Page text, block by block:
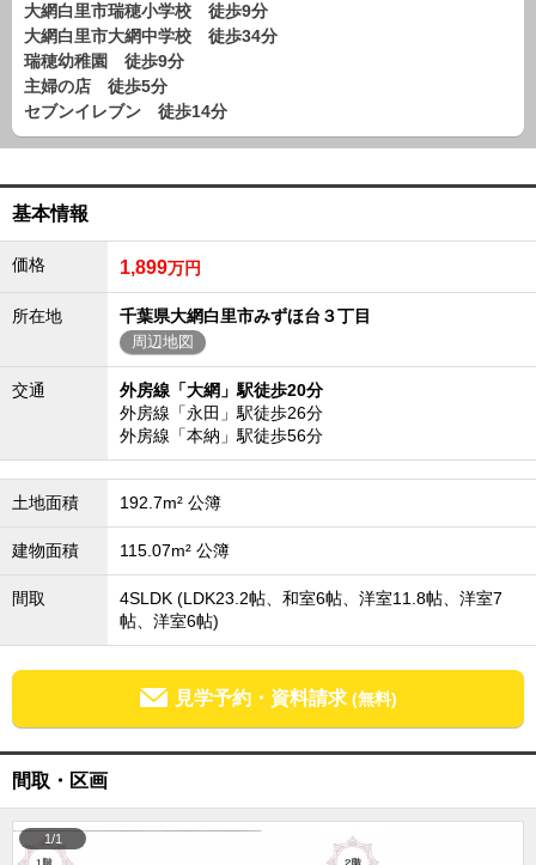
大網白里市瑞穂小学校 徒歩9分
大網白里市大網中学校 徒歩34分
瑞穂幼稚園 徒歩9分
主婦の店 徒歩5分
セブンイレブン 徒歩14分
基本情報
価格 1,899万円
所在地 千葉県大網白里市みずほ台３丁目
周辺地図
交通
外房線「大網」駅徒歩20分
外房線「永田」駅徒歩26分
外房線「本納」駅徒歩56分
土地面積 192.7m² 公簿
建物面積 115.07m² 公簿
間取
4SLDK (LDK23.2帖、和室6帖、洋室11.8帖、洋室7
帖、洋室6帖)
見学予約・資料請求 (無料)
間取・区画
1/1
エリアから探す
路線から探す
中古一戸建
エリアから探す
エリアから探す
路線から探す
土 地
エリアから探す
路線から探す
エリアから物件検索
松戸･柏方面エリア
松戸･柏方面エリアの新築一戸建
松戸･柏方面エリアの中古一戸建
松戸･柏方面エリアの土地
成田･銚子方面エリア
成田･銚子方面エリアの新築一戸建
成田･銚子方面エリアの中古一戸建
成田･銚子方面エリアの土地
四街道･佐倉･八千代方面エリア
四街道･佐倉･八千代方面エリアの中古一戸建
四街道･佐倉･八千代方面エリアのマンション
四街道･佐倉･八千代方面エリアの土地
船橋･市川･浦安方面エリア